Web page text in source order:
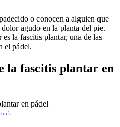
o conocen a alguien que
agudo en la planta del pie.
la fascitis plantar, una de las
el pádel.
la fascitis plantar en